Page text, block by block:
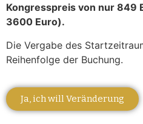
Kongresspreis von nur 849
3600 Euro).
Die Vergabe des
Reihenfolge der Buchung.
Ja, ich will Veränderung